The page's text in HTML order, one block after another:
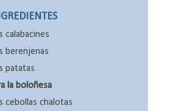
calabacines
berenjenas
patatas
la boloñesa
cebollas chalotas